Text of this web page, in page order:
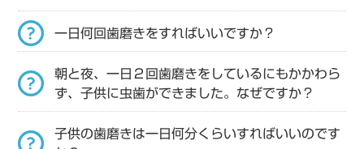
一日何回歯磨きをすればいいですか？
朝と夜、一日２回歯磨きをしているにもかかわら
ず、子供に虫歯ができました。なぜですか？
子供の歯磨きは一日何分くらいすればいいのです